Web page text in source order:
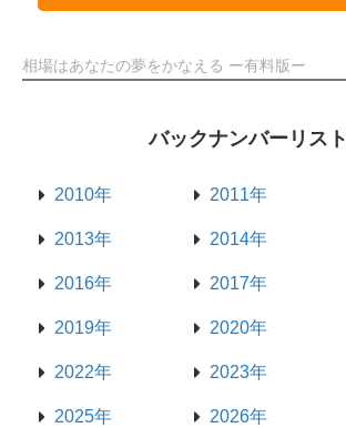
相場はあなたの夢をかなえる ー有料版ー
バックナンバーリスト
2010年 2011年
2013年 2014年
2016年 2017年
2019年 2020年
2022年 2023年
2025年 2026年